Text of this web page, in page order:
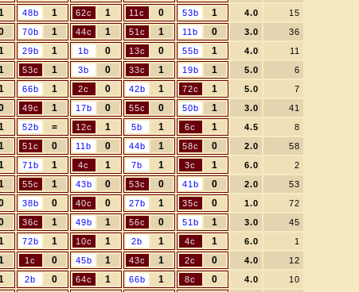
48b 1 62c 1 11c 0 53b 1 4.0
15
70b 1 44c 1 51c 1 11b 0 3.0
36
29b 1 1b 0 13c 0 55b 1 4.0
11
53c 1 3b 0 33c 1 19b 1 5.0
6
66b 1 2c 0 42b 1 72c 1 5.0
7
49c 1 17b 0 55c 0 50b 1 3.0
41
52b = 12c 1 5b 1 6c 1 4.5
8
51c 0 11b 0 44b 1 58c 0 2.0
58
71b 1 4c 1 7b 1 3c 1 6.0
2
55c 1 43b 0 53c 0 41b 0 2.0
53
38b 0 40c 0 27b 1 35c 0 1.0
72
36c 1 49b 1 56c 0 51b 1 3.0
45
72b 1 10c 1 2b 1 4c 1 6.0
1
1c 0 45b 1 43c 1 2c 0 4.0
12
2b 0 64c 1 66b 1 8c 0 4.0
10